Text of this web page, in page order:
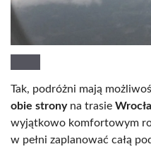
Tak, podróżni mają
obie stronyna trasie
wyjątkowo komfortowym
w pełni zaplanować całą